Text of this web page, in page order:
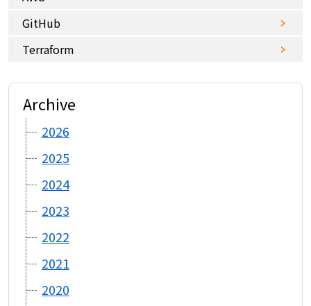
GitHub
Terraform
Archive
2026
2025
2024
2023
2022
2021
2020